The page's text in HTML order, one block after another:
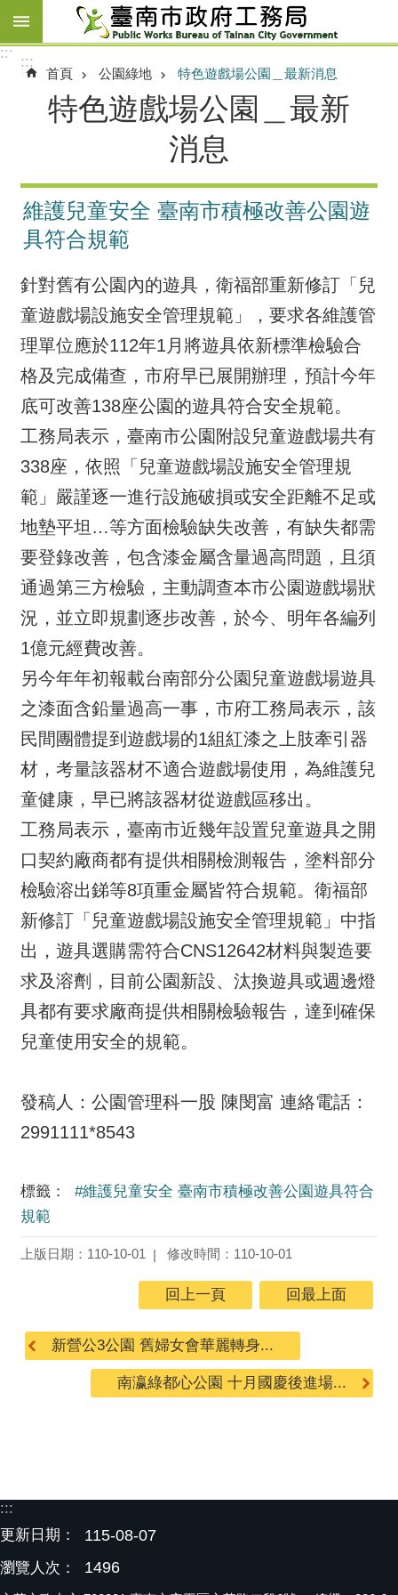
跳到主要內容區塊
:::
:::
首頁 公園綠地 特色遊戲場公園＿最新消息
特色遊戲場公園＿最新
消息
維護兒童安全 臺南市積極改善公園遊
具符合規範
針對舊有公園內的遊具，衛福部重新修訂「兒
童遊戲場設施安全管理規範」，要求各維護管
理單位應於112年1月將遊具依新標準檢驗合
格及完成備查，市府早已展開辦理，預計今年
底可改善138座公園的遊具符合安全規範。
工務局表示，臺南市公園附設兒童遊戲場共有
338座，依照「兒童遊戲場設施安全管理規
範」嚴謹逐一進行設施破損或安全距離不足或
地墊平坦…等方面檢驗缺失改善，有缺失都需
要登錄改善，包含漆金屬含量過高問題，且須
通過第三方檢驗，主動調查本市公園遊戲場狀
況，並立即規劃逐步改善，於今、明年各編列
1億元經費改善。
另今年年初報載台南部分公園兒童遊戲場遊具
之漆面含鉛量過高一事，市府工務局表示，該
民間團體提到遊戲場的1組紅漆之上肢牽引器
材，考量該器材不適合遊戲場使用，為維護兒
童健康，早已將該器材從遊戲區移出。
工務局表示，臺南市近幾年設置兒童遊具之開
口契約廠商都有提供相關檢測報告，塗料部分
檢驗溶出銻等8項重金屬皆符合規範。衛福部
新修訂「兒童遊戲場設施安全管理規範」中指
出，遊具選購需符合CNS12642材料與製造要
求及溶劑，目前公園新設、汰換遊具或週邊燈
具都有要求廠商提供相關檢驗報告，達到確保
兒童使用安全的規範。
發稿人：公園管理科一股 陳閔富 連絡電話：
2991111*8543
標籤：
#維護兒童安全 臺南市積極改善公園遊具符合
規範
上版日期：110-10-01 修改時間：110-10-01
回上一頁 回最上面
新營公3公園 舊婦女會華麗轉身...
南瀛綠都心公園 十月國慶後進場...
:::
更新日期：
115-08-07
瀏覽人次： 1496